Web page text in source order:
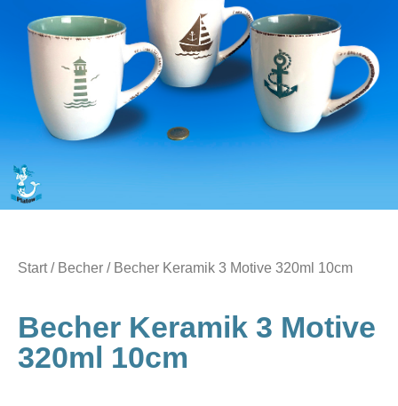
Start/ Becher / Becher Keramik 3 Motive 320ml 10cm
Becher Keramik 3 Motive
320ml 10cm